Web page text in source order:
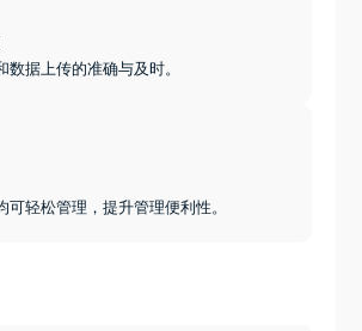
数据上传的准确与及时。
可轻松管理，提升管理便利性。